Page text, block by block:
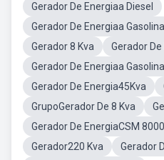
Gerador De Energiaa Diesel
Gerador De Energiaa Gasolina
Gerador 8 Kva
Gerador
Gerador De Energiaa
Gerador De Energia45Kva
GrupoGerador De 8 Kva
Gerador De EnergiaCSM 8000
Gerador220 Kva
Gerador